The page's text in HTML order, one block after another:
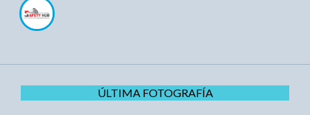
ÚLTIMA FOTOGRAFÍA